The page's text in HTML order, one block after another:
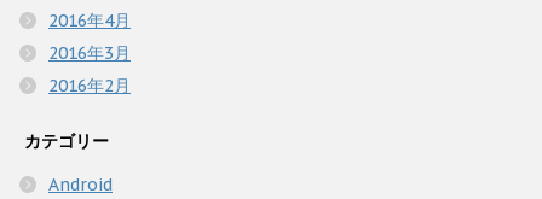
2016年4月
2016年3月
2016年2月
カテゴリー
Android